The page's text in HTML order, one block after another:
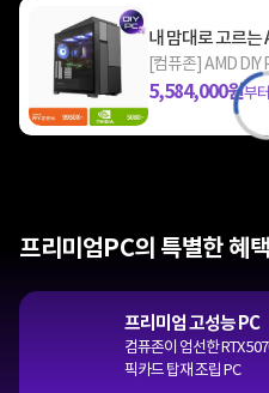
내 맘대로 고르는
[컴퓨존] AMD DIY
5,584,000원부
프리미엄PC의 특별한 혜택
프리미엄 고성능 PC
컴퓨존이 엄선한 RTX
픽카드 탑재 조립 PC